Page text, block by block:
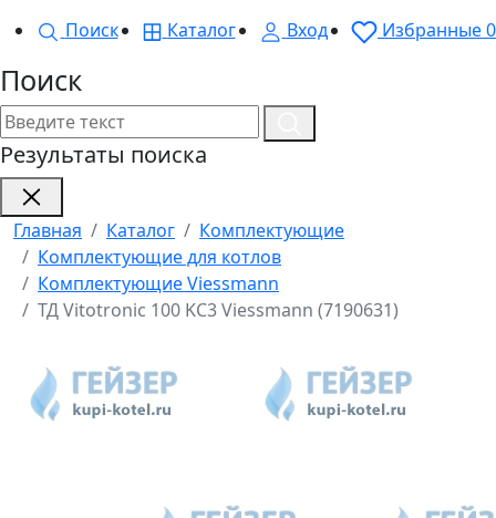
Поиск
Каталог Вход Избранные0
Поиск
Результаты поиска
Главная Каталог
Комплектующие
Комплектующие для котлов
Комплектующие Viessmann
ТД Vitotronic 100 KC3 Viessmann (7190631)